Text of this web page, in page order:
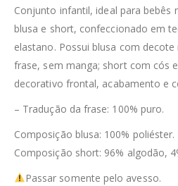
Conjunto infantil, ideal para bebês
blusa e short, confeccionado em
elastano. Possui blusa com
frase, sem manga; short com cós
decorativo frontal, acabamento e
– Tradução da frase: 100% puro.
Composição blusa: 100% poliéster.
Composição short: 96% algodão,
Passar somente pelo avesso.